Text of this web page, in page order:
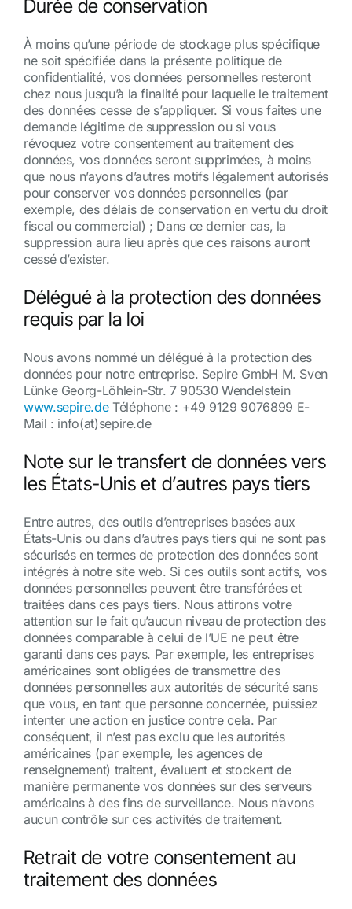
Durée de conservation
À moins qu’une période de stockage plus spécifique
ne soit spécifiée dans la présente politique de
confidentialité, vos données personnelles resteront
chez nous jusqu’à la finalité pour laquelle le traitement
des données cesse de s’appliquer. Si vous faites une
demande légitime de suppression ou si vous
révoquez votre consentement au traitement des
données, vos données seront supprimées, à moins
que nous n’ayons d’autres motifs légalement autorisés
pour conserver vos données personnelles (par
exemple, des délais de conservation en vertu du droit
fiscal ou commercial) ; Dans ce dernier cas, la
suppression aura lieu après que ces raisons auront
cessé d’exister.
Délégué à la protection des données
requis par la loi
Nous avons nommé un délégué à la protection des
données pour notre entreprise. Sepire GmbH M. Sven
Lünke Georg-Löhlein-Str. 7 90530 Wendelstein
www.sepire.deTéléphone : +49 9129 9076899 E-
Mail : info(at)sepire.de
Note sur le transfert de données vers
les États-Unis et d’autres pays tiers
Entre autres, des outils d’entreprises basées aux
États-Unis ou dans d’autres pays tiers qui ne sont pas
sécurisés en termes de protection des données sont
intégrés à notre site web. Si ces outils sont actifs, vos
données personnelles peuvent être transférées et
traitées dans ces pays tiers. Nous attirons votre
attention sur le fait qu’aucun niveau de protection des
données comparable à celui de l’UE ne peut être
garanti dans ces pays. Par exemple, les entreprises
américaines sont obligées de transmettre des
données personnelles aux autorités de sécurité sans
que vous, en tant que personne concernée, puissiez
intenter une action en justice contre cela. Par
conséquent, il n’est pas exclu que les autorités
américaines (par exemple, les agences de
renseignement) traitent, évaluent et stockent de
manière permanente vos données sur des serveurs
américains à des fins de surveillance. Nous n’avons
aucun contrôle sur ces activités de traitement.
Retrait de votre consentement au
traitement des données